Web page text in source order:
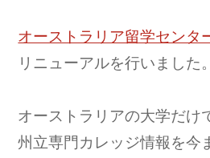
オーストラリア留学センタ
リニューアルを行いました。
オーストラリアの大学だけ
州立専門カレッジ情報を今